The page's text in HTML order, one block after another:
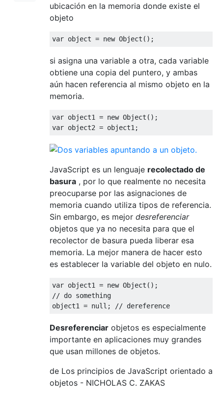
ubicación en la memoria donde existe el
objeto
var object = new Object ();
si asigna una variable a otra, cada variable
obtiene una copia del puntero, y ambas
aún hacen referencia al mismo objeto en la
memoria.
var object1 = new Object ();
var object2 = object1 ;
JavaScript es un lenguaje recolectado de
basura , por lo que realmente no necesita
preocuparse por las asignaciones de
memoria cuando utiliza tipos de referencia.
Sin embargo, es mejor desreferenciar
objetos que ya no necesita para que el
recolector de basura pueda liberar esa
memoria. La mejor manera de hacer esto
es establecer la variable del objeto en nulo.
var object1 = new Object ();
// do something
object1 = null ; // dereference
Desreferenciar objetos es especialmente
importante en aplicaciones muy grandes
que usan millones de objetos.
de Los principios de JavaScript orientado a
objetos - NICHOLAS C. ZAKAS